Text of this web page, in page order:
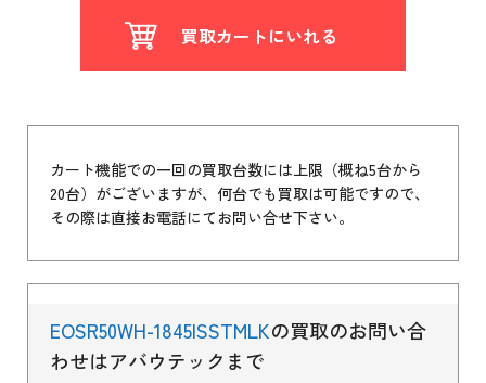
買取カートにいれる
カート機能での一回の買取台数には上限（概ね5台から
20台）がございますが、何台でも買取は可能ですので、
その際は直接お電話にてお問い合せ下さい。
EOSR50WH-1845ISSTMLKの買取のお問い合
わせはアバウテックまで